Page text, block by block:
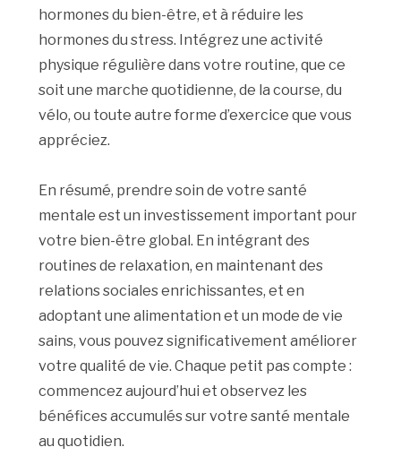
hormones du bien-être, et à réduire les
hormones du stress. Intégrez une activité
physique régulière dans votre routine, que ce
soit une marche quotidienne, de la course, du
vélo, ou toute autre forme d’exercice que vous
appréciez.
En résumé, prendre soin de votre santé
mentale est un investissement important pour
votre bien-être global. En intégrant des
routines de relaxation, en maintenant des
relations sociales enrichissantes, et en
adoptant une alimentation et un mode de vie
sains, vous pouvez significativement améliorer
votre qualité de vie. Chaque petit pas compte :
commencez aujourd’hui et observez les
bénéfices accumulés sur votre santé mentale
au quotidien.